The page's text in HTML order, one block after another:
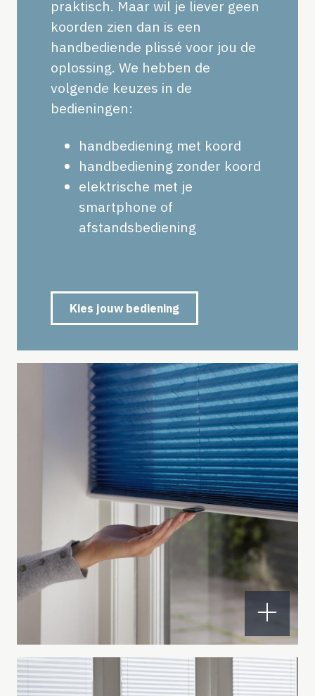
praktisch. Maar wil je liever geen
koorden zien dan is een
handbediende plissé voor jou de
oplossing. We hebben de
volgende keuzes in de
bedieningen:
handbediening met koord
handbediening zonder koord
elektrische met je
smartphone of
afstandsbediening
Kies jouw bediening